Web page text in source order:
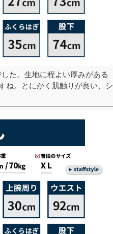
た。生地に程よい厚みがある
ね。とにかく肌触りが良い、シ